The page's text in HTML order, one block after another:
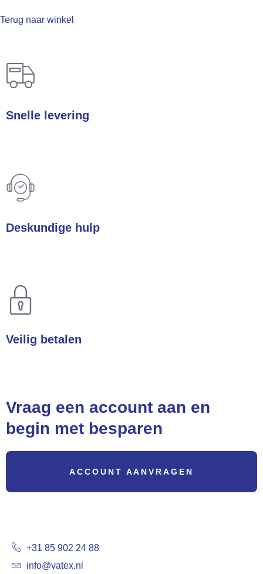
Terug naar winkel
Snelle levering
Deskundige hulp
Veilig betalen
Vraag een account aan en
begin met besparen
ACCOUNT AANVRAGEN
+31 85 902 24 88
info@vatex.nl